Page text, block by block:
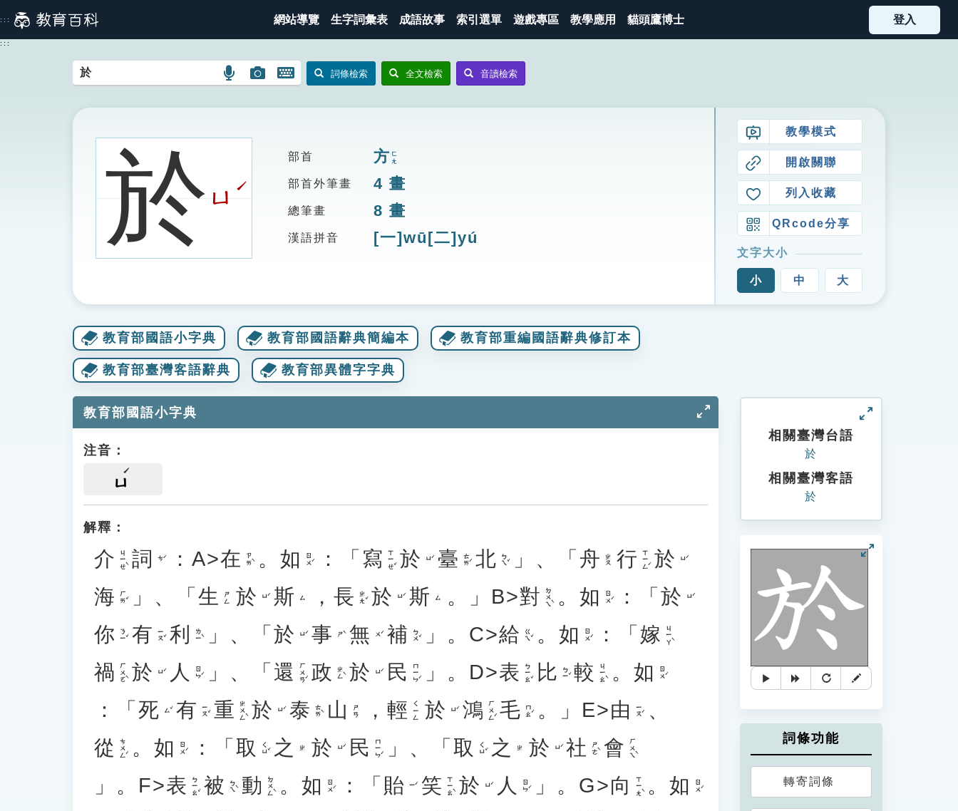
到
主
::: 網站導覽 生字詞彙表 成語故事 索引選單 遊戲專區 教學應用 貓頭鷹博士 登入
:::
語
搜
圖
圖
搜
開
鍵
示
詞條檢索 全文檢索 音讀檢索
於ㄩ
ˊ
部首 方 ㄈㄤ
部首外筆畫 4 畫
總筆畫 8 畫
漢語拼音 [一]wū[二]yú
教學模式
開啟關聯
列入收藏
QRcode分享
文字大小
小 中 大
教育部國語小字典 教育部國語辭典簡編本 教育部重編國語辭典修訂本
教育部臺灣客語辭典 教育部異體字字典
教育部國語小字典
注音：
ㄩ
解釋：
介 ㄐㄧㄝˋ 詞 ㄘˊ ：A>在 ㄗㄞˋ 。 如 ㄖㄨˊ ：「 寫 ㄒㄧㄝˇ 於 ㄩˊ 臺 ㄊㄞˊ 北 ㄅㄟˇ 」、「 舟 ㄓㄡ 行 ㄒㄧㄥˊ 於 ㄩˊ
海 ㄏㄞˇ 」、「 生 ㄕㄥ 於 ㄩˊ 斯 ㄙ ， 長 ㄓㄤˇ 於 ㄩˊ 斯 ㄙ 。」B>對 ㄉㄨㄟˋ 。 如 ㄖㄨˊ ：「於 ㄩˊ
你 ㄋㄧˇ 有 ㄧㄡˇ 利 ㄌㄧˋ 」、「 於 ㄩˊ 事 ㄕˋ 無 ㄨˊ 補 ㄅㄨˇ 」。C>給 ㄍㄟˇ 。 如 ㄖㄨˊ ：「 嫁 ㄐㄧㄚˋ
禍 ㄏㄨㄛˋ 於 ㄩˊ 人 ㄖㄣˊ 」、「 還 ㄏㄨㄢˊ 政 ㄓㄥˋ 於 ㄩˊ 民 ㄇㄧㄣˊ 」。D>表 ㄅㄧㄠˇ 比 ㄅㄧˇ 較 ㄐㄧㄠˋ 。如 ㄖㄨˊ
：「 死 ㄙˇ 有 ㄧㄡˇ 重 ㄓㄨㄥˋ 於 ㄩˊ 泰 ㄊㄞˋ 山 ㄕㄢ ， 輕 ㄑㄧㄥ 於 ㄩˊ 鴻 ㄏㄨㄥˊ 毛 ㄇㄠˊ 。」E>由 ㄧㄡˊ 、
從 ㄘㄨㄥˊ 。 如 ㄖㄨˊ ：「 取 ㄑㄩˇ 之 ㄓ 於 ㄩˊ 民 ㄇㄧㄣˊ 」、「 取 ㄑㄩˇ 之 ㄓ 於 ㄩˊ 社 ㄕㄜˋ 會 ㄏㄨㄟˋ
」。F>表 ㄅㄧㄠˇ 被 ㄅㄟˋ 動 ㄉㄨㄥˋ 。 如 ㄖㄨˊ ：「 貽 ㄧˊ 笑 ㄒㄧㄠˋ 於 ㄩˊ 人 ㄖㄣˊ 」。G>向 ㄒㄧㄤˋ 。如 ㄖㄨˊ
相關臺灣台語
於
相關臺灣客語
於
詞條功能
轉寄詞條